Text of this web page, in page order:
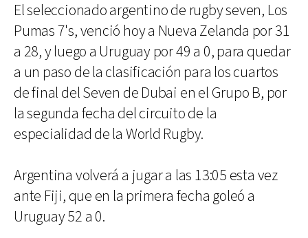
El seleccionado argentino de rugby seven, Los
Pumas 7's, venció hoy a Nueva Zelanda por 31
a 28, y luego a Uruguay por 49 a 0, para quedar
a un paso de la clasificación para los cuartos
de final del Seven de Dubai en el Grupo B, por
la segunda fecha del circuito de la
especialidad de la World Rugby.
Argentina volverá a jugar a las 13:05 esta vez
ante Fiji, que en la primera fecha goleó a
Uruguay 52 a 0.